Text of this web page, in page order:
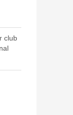
club